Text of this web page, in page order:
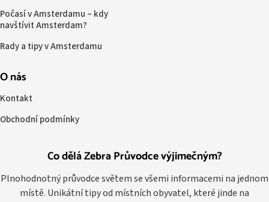
Co dělá Zebra Průvodce výjimečným?
Plnohodnotný průvodce světem se všemi informacemi na jednom
místě. Unikátní tipy od místních obyvatel, které jinde na
Počasí v Amsterdamu – kdy
navštívit Amsterdam?
Rady a tipy v Amsterdamu
O nás
Kontakt
Obchodní podmínky